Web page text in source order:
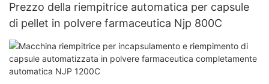
Prezzo della riempitrice automatica per capsule
di pellet in polvere farmaceutica Njp 800C